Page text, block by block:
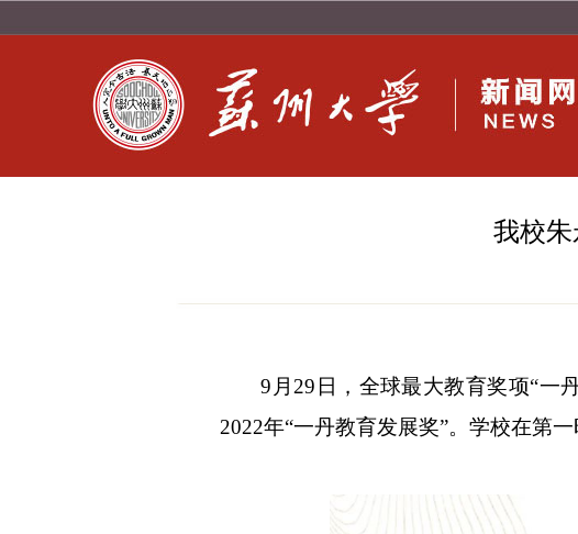
我校
9月29日，全球最大教育奖项“一
2022年“一丹教育发展奖”。学校在第